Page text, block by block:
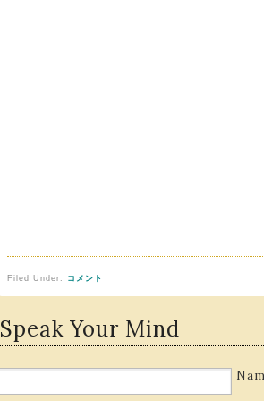
Filed Under: コメント
Speak Your Mind